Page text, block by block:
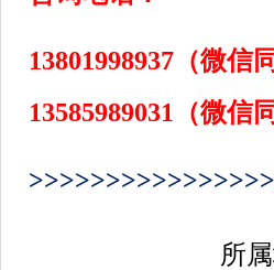
13801998937 （微信
13585989031 （微信
所